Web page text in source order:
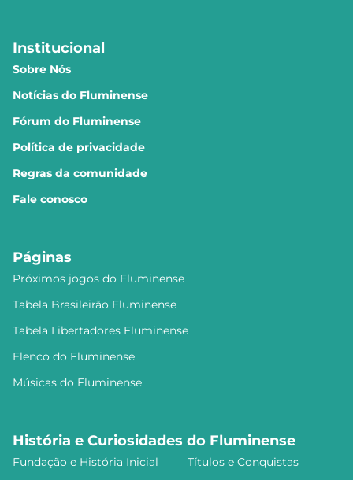
Institucional
Sobre Nós
Notícias do Fluminense
Fórum do Fluminense
Política de privacidade
Regras da comunidade
Fale conosco
Páginas
Próximos jogos do Fluminense
Tabela Brasileirão Fluminense
Tabela Libertadores Fluminense
Elenco do Fluminense
Músicas do Fluminense
História e Curiosidades do Fluminense
Fundação e História Inicial
Títulos e Conquistas